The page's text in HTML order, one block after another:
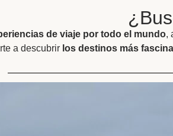
de viaje por todo el mundo,
a descubrir los destinos más